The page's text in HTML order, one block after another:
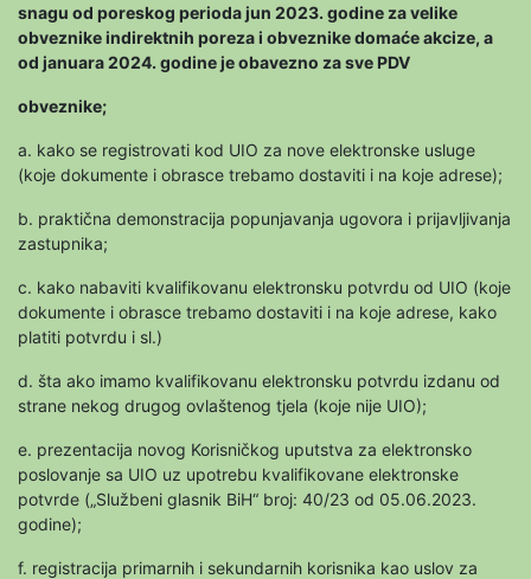
snagu od poreskog perioda jun 2023. godine za velike
obveznike indirektnih poreza i obveznike domaće akcize, a
od januara 2024. godine je obavezno za sve PDV
obveznike;
a. kako se registrovati kod UIO za nove elektronske usluge
(koje dokumente i obrasce trebamo dostaviti i na koje adrese);
b. praktična demonstracija popunjavanja ugovora i prijavljivanja
zastupnika;
c. kako nabaviti kvalifikovanu elektronsku potvrdu od UIO (koje
dokumente i obrasce trebamo dostaviti i na koje adrese, kako
platiti potvrdu i sl.)
d. šta ako imamo kvalifikovanu elektronsku potvrdu izdanu od
strane nekog drugog ovlaštenog tjela (koje nije UIO);
e. prezentacija novog Korisničkog uputstva za elektronsko
poslovanje sa UIO uz upotrebu kvalifikovane elektronske
potvrde („Službeni glasnik BiH“ broj: 40/23 od 05.06.2023.
godine);
f. registracija primarnih i sekundarnih korisnika kao uslov za